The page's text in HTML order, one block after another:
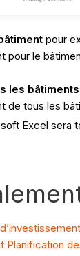
pour
pour le
les bâtiments
de tous les
Excel sera
Planification